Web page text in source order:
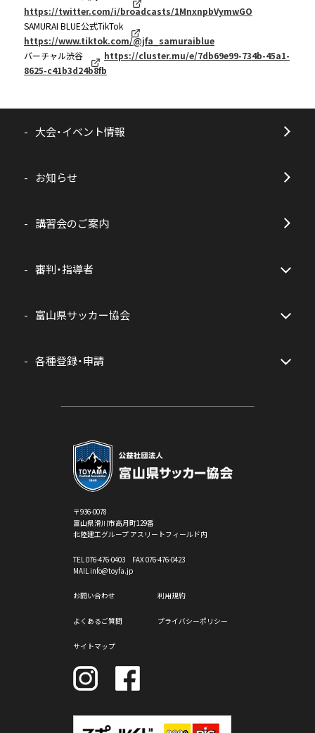
https://twitter.com/i/broadcasts/1MnxnpbVymwGO
SAMURAI BLUE公式TikTok
https://www.tiktok.com/@jfa_samuraiblue
バーチャル渋谷
https://cluster.mu/e/7db69e99-734b-45a1-
8625-c41b3d24b8fb
大会・イベント情報
お知らせ
講習会のご案内
審判・指導者
富山県サッカー協会
各種登録・申請
〒936-0078
富山県滑川市高月町129番
北陸建工グループ アスリートフィールド内
TEL 076-476-0403 FAX 076-476-0423
MAIL info@toyfa.jp
お問い合わせ 利用規約
よくあるご質問 プライバシーポリシー
サイトマップ